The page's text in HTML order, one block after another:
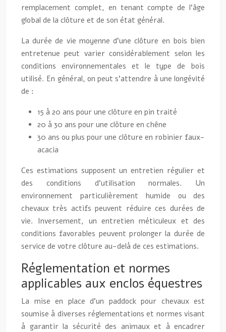
remplacement complet, en tenant compte de l’âge
global de la clôture et de son état général.
La durée de vie moyenne d’une clôture en bois bien
entretenue peut varier considérablement selon les
conditions environnementales et le type de bois
utilisé. En général, on peut s’attendre à une longévité
de :
15 à 20 ans pour une clôture en pin traité
20 à 30 ans pour une clôture en chêne
30 ans ou plus pour une clôture en robinier faux-
acacia
Ces estimations supposent un entretien régulier et
des conditions d’utilisation normales. Un
environnement particulièrement humide ou des
chevaux très actifs peuvent réduire ces durées de
vie. Inversement, un entretien méticuleux et des
conditions favorables peuvent prolonger la durée de
service de votre clôture au-delà de ces estimations.
Réglementation et normes
applicables aux enclos équestres
La mise en place d’un paddock pour chevaux est
soumise à diverses réglementations et normes visant
à garantir la sécurité des animaux et à encadrer